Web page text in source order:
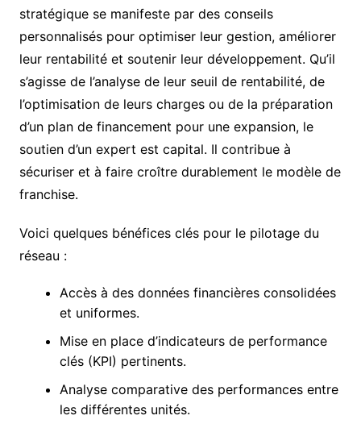
stratégique se manifeste par des conseils
personnalisés pour optimiser leur gestion, améliorer
leur rentabilité et soutenir leur développement. Qu’il
s’agisse de l’analyse de leur seuil de rentabilité, de
l’optimisation de leurs charges ou de la préparation
d’un plan de financement pour une expansion, le
soutien d’un expert est capital. Il contribue à
sécuriser et à faire croître durablement le modèle de
franchise.
Voici quelques bénéfices clés pour le pilotage du
réseau :
Accès à des données financières consolidées
et uniformes.
Mise en place d’indicateurs de performance
clés (KPI) pertinents.
Analyse comparative des performances entre
les différentes unités.